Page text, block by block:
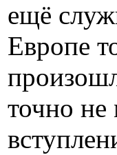
ещё
Европе
точно не